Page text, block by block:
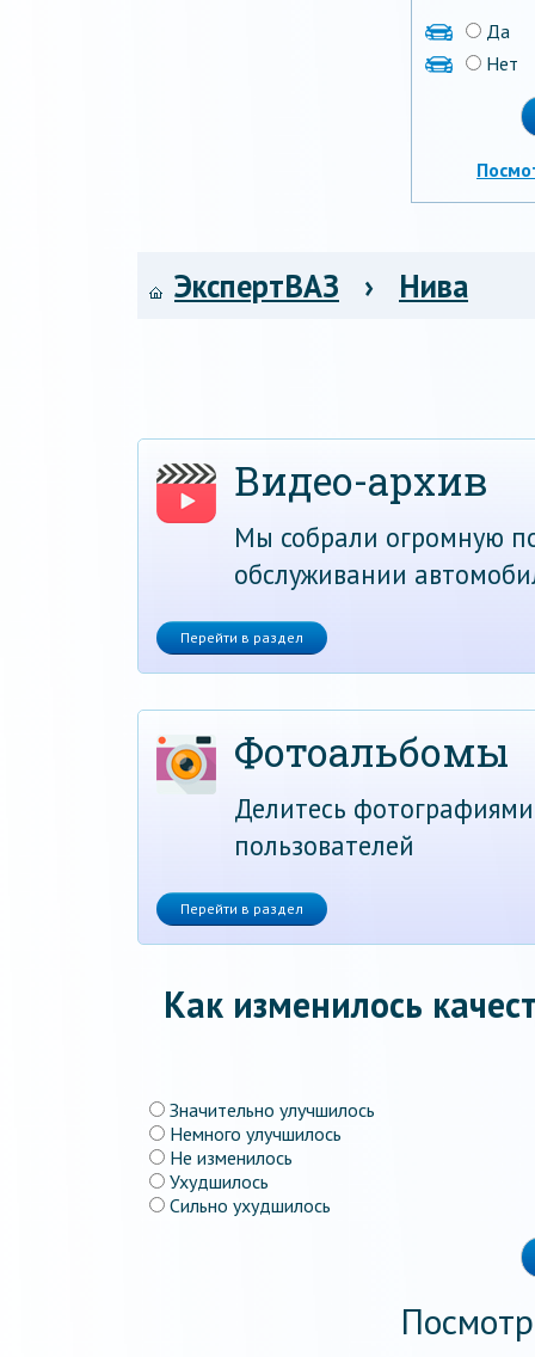
Да
Нет
ЭкспертВАЗ › Нива
Видео-архив
Мы собрали огромную
обслуживании
Перейти в раздел
Фотоальбомы
Делитесь
пользователей
Перейти в раздел
Как изменилось
Значительно улучшилось
Немного улучшилось
Не изменилось
Ухудшилось
Сильно ухудшилось